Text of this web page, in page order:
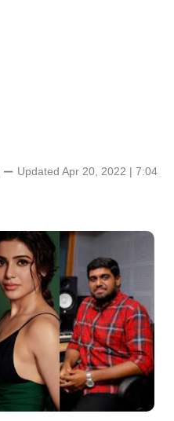
⚊ Updated Apr 20, 2022 | 7:04